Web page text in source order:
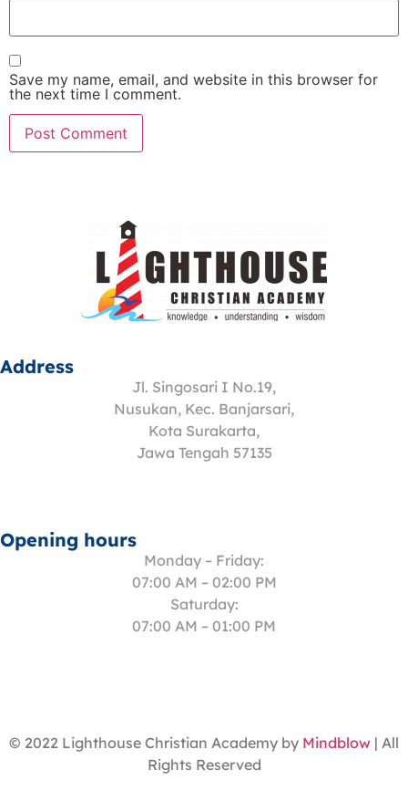
Save my name, email, and website in this browser for
the next time I comment.
Address
Jl. Singosari I No.19,
Nusukan, Kec. Banjarsari,
Kota Surakarta,
Jawa Tengah 57135
Opening hours
Monday – Friday:
07:00 AM – 02:00 PM
Saturday:
07:00 AM – 01:00 PM
© 2022 Lighthouse Christian Academy by Mindblow | All
Rights Reserved